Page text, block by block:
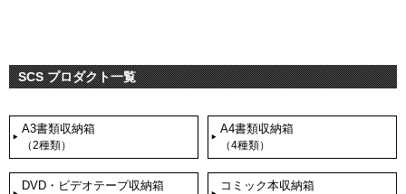
SCS プロダクト一覧
A3書類収納箱
（2種類）
A4書類収納箱
（4種類）
DVD・ビデオテープ収納箱 コミック本収納箱